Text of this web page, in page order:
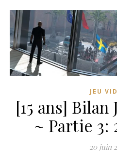
JEU
[15 ans] Bilan
~ Partie 3:
20 juin